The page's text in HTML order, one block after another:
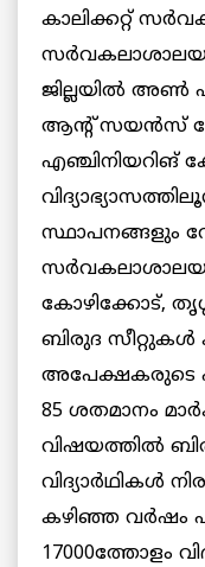
കാലിക്കറ്റ്
സർവകലാശാലയും
ജില്ലയിൽ അണ്‍
ആന്‍റ് സയന്‍സ്
എഞ്ചിനിയറിങ്
സ്ഥാപനങ്ങളും
കോഴിക്കോട്,
ബിരുദ
അപേക്ഷകരുടെ
85 ശതമാനം
വിഷയത്തിൽ
വിദ്യാർഥികൾ
കഴിഞ്ഞ വർഷം
17000ത്തോളം